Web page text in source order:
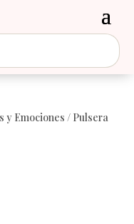
y Emociones / Pulsera